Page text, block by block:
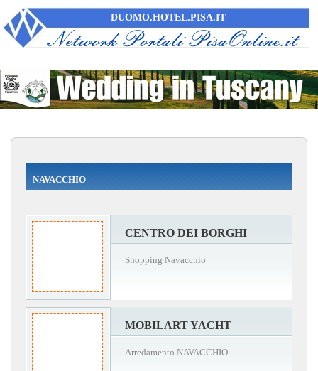
DUOMO.HOTEL.PISA.IT
NAVACCHIO
CENTRO DEI BORGHI
Shopping Navacchio
MOBILART YACHT
Arredamento NAVACCHIO